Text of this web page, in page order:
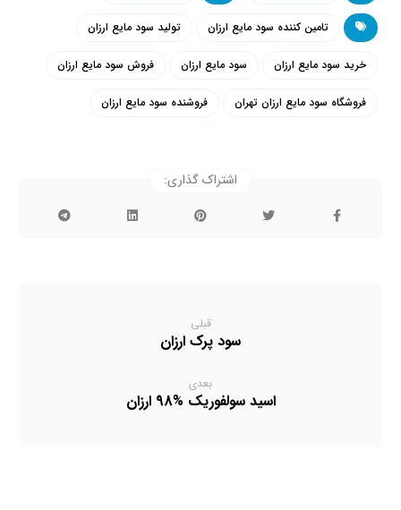
تامین کننده سود مایع ارزان تولید سود مایع ارزان
خرید سود مایع ارزان سود مایع ارزان فروش سود مایع ارزان
فروشگاه سود مایع ارزان تهران فروشنده سود مایع ارزان
قبلی
سود پرک ارزان
بعدی
اسید سولفوریک %98 ارزان